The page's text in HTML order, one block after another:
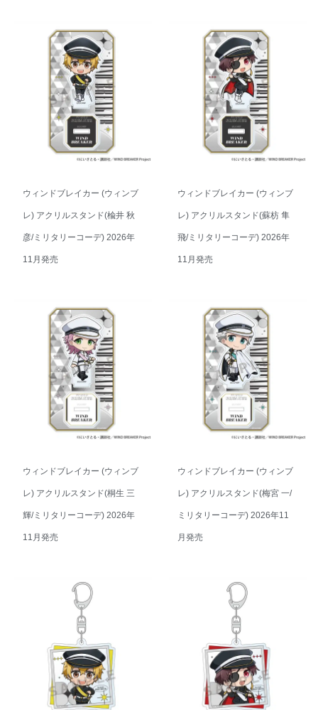
ウィンドブレイカー (ウィンブ
レ) アクリルスタンド(楡井 秋
彦/ミリタリーコーデ) 2026年
11月発売
ウィンドブレイカー (ウィンブ
レ) アクリルスタンド(蘇枋 隼
飛/ミリタリーコーデ) 2026年
11月発売
ウィンドブレイカー (ウィンブ
レ) アクリルスタンド(桐生 三
輝/ミリタリーコーデ) 2026年
11月発売
ウィンドブレイカー (ウィンブ
レ) アクリルスタンド(梅宮 一/
ミリタリーコーデ) 2026年11
月発売